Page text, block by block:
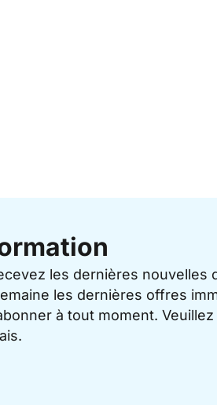
les dernières nouvelles
les dernières offres
à tout moment.